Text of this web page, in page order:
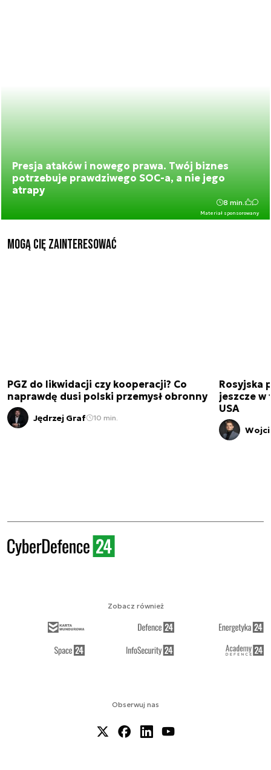
Presja ataków i nowego prawa. Twój biznes
potrzebuje prawdziwego SOC-a, a nie jego
atrapy
Materiał sponsorowany
8 min.
Mogą Cię zainteresować
PGZ do likwidacji czy kooperacji? Co
naprawdę dusi polski przemysł obronny
Jędrzej Graf 10 min.
Rosyjska
jeszcze w
USA
Obserwuj nas
Zobacz również